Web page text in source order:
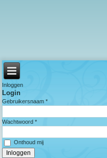
Inloggen
Login
Gebruikersnaam *
Wachtwoord *
Onthoud mij